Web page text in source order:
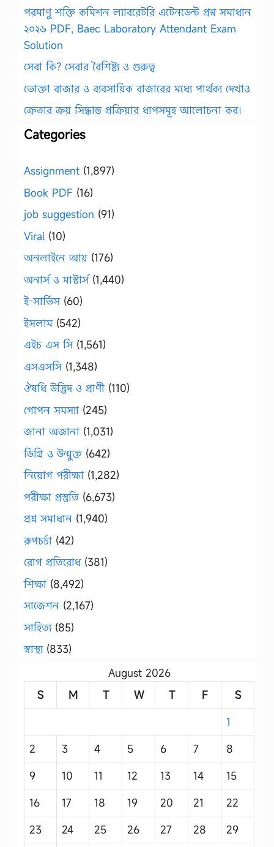
পরমাণু শক্তি কমিশন ল্যাবরেটরি এটেনডেন্ট প্রশ্ন সমাধান
২০২৬ PDF, Baec Laboratory Attendant Exam
Solution
সেবা কি? সেবার বৈশিষ্ট্য ও গুরুত্ব
ভোক্তা বাজার ও ব্যবসায়িক বাজারের মধ্যে পার্থক্য দেখাও
ক্রেতার ক্রয় সিদ্ধান্ত প্রক্রিয়ার ধাপসমূহ আলোচনা কর।
Categories
Assignment (1,897)
Book PDF (16)
job suggestion (91)
Viral (10)
অনলাইনে আয় (176)
অনার্স ও মাস্টার্স(1,440)
ই-সার্ভিস(60)
ইসলাম(542)
এইচ এস সি(1,561)
এসএসসি(1,348)
ঔষধি উদ্ভিদ ও প্রাণী (110)
গোপন সমস্যা (245)
জানা অজানা (1,031)
ডিগ্রি ও উন্মুক্ত (642)
নিয়োগ পরীক্ষা (1,282)
পরীক্ষা প্রস্তুতি (6,673)
প্রশ্ন সমাধান (1,940)
রূপচর্চা (42)
রোগ প্রতিরোধ(381)
শিক্ষা (8,492)
সাজেশন (2,167)
সাহিত্য(85)
স্বাস্থ্য(833)
August 2026
S
M T W T F
S
1
2
3 4 5 6 7
8
9
10 11 12 13 14
15
16
17 18 19 20 21
22
23
24 25 26 27 28 29